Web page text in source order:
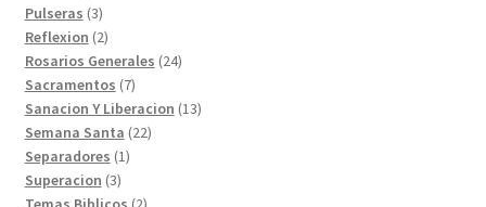
productos
Pulseras 33
productos
Reflexion 22
productos
Rosarios Generales 2424
Sacramentos 77
productos
Sanacion Y Liberacion 1313
Semana Santa 2222
Separadores 11
Superacion 33
productos
2